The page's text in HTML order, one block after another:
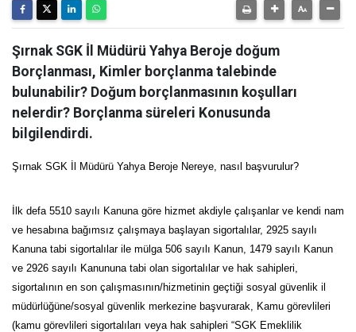
Şırnak SGK İl Müdürü Yahya Beroje doğum
Borçlanması, Kimler borçlanma talebinde
bulunabilir? Doğum borçlanmasının koşulları
nelerdir? Borçlanma süreleri Konusunda
bilgilendirdi.
Şırnak SGK İl Müdürü Yahya Beroje Nereye, nasıl başvurulur?
İlk defa 5510 sayılı Kanuna göre hizmet akdiyle çalışanlar ve kendi nam
ve hesabına bağımsız çalışmaya başlayan sigortalılar, 2925 sayılı
Kanuna tabi sigortalılar ile mülga 506 sayılı Kanun, 1479 sayılı Kanun
ve 2926 sayılı Kanununa tabi olan sigortalılar ve hak sahipleri,
sigortalının en son çalışmasının/hizmetinin geçtiği sosyal güvenlik il
müdürlüğüne/sosyal güvenlik merkezine başvurarak, Kamu görevlileri
(kamu görevlileri sigortalıları veya hak sahipleri “SGK Emeklilik